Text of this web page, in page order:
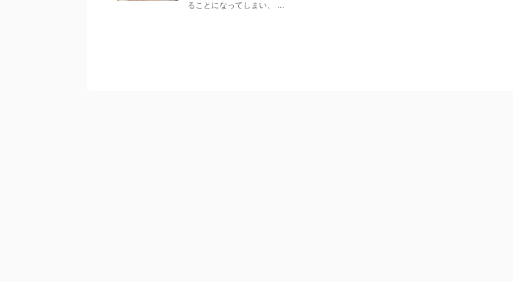
ることになってしまい、 ...